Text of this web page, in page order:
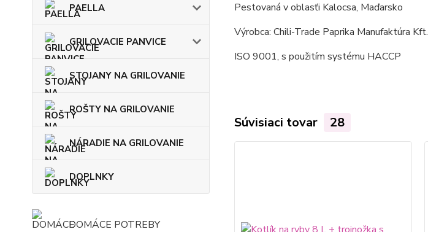
PAELLA
GRILOVACIE PANVICE
STOJANY NA GRILOVANIE
ROŠTY NA GRILOVANIE
NÁRADIE NA GRILOVANIE
DOPLNKY
DOMÁCE POTREBY
Pestovaná v oblasťi Kalocsa, Maďarsko
Výrobca: Chili-Trade Paprika Manufaktúra Kft.
ISO 9001, s použitím systému HACCP
Súvisiaci tovar 28